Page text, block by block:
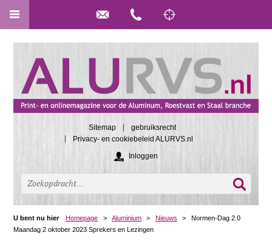
Sitemap
gebruiksrecht
Privacy- en cookiebeleid ALURVS.nl
Inloggen
U bent nu hier Homepage > Aluminium > Nieuws >
Normen-Dag 2.0
Maandag 2 oktober 2023 Sprekers en Lezingen